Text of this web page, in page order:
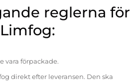
reglerna för
vara förpackade.
direkt efter leveransen. Den ska